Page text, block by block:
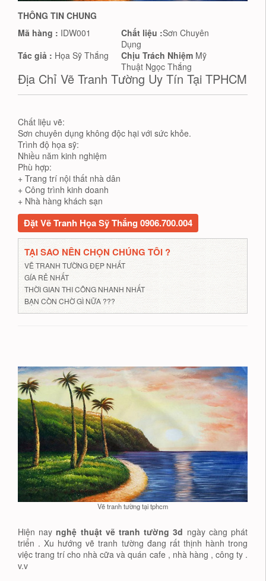
THÔNG TIN CHUNG
Mã hàng : IDW001 Chất liệu :Sơn Chuyên
Dụng
Tác giả : Họa Sỹ Thắng Chịu Trách Nhiệm Mỹ
Thuật Ngọc Thắng
Địa Chỉ Vẽ Tranh Tường Uy Tín Tại TPHCM
Chất liệu vẽ:
Sơn chuyên dụng không độc hại với sức khỏe.
Trình độ họa sỹ:
Nhiều năm kinh nghiệm
Phù hợp:
+ Trang trí nội thất nhà dân
+ Công trình kinh doanh
+ Nhà hàng khách sạn
Đặt Vẽ Tranh Họa Sỹ Thắng 0906.700.004
TẠI SAO NÊN CHỌN CHÚNG TÔI ?
VẼ TRANH TƯỜNG ĐẸP NHẤT
GÍA RẺ NHẤT
THỜI GIAN THI CÔNG NHANH NHẤT
BẠN CÒN CHỜ GÌ NỮA ???
Vẽ tranh tường tại tphcm
Hiện nay nghệ thuật vẽ tranh tường 3d ngày càng phát
triển . Xu hướng vẽ tranh tường đang rất thịnh hành trong
việc trang trí cho nhà cữa và quán cafe , nhà hàng , công ty .
v.v